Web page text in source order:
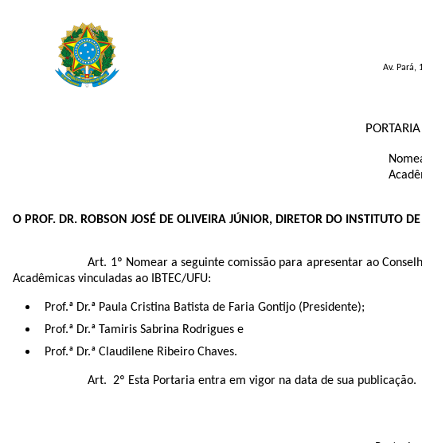
Av. Pará,
O PROF. DR. ROBSON JOSÉ DE OLIVEIRA JÚNIOR, DIRETOR DO INSTITUTO
Art. 1º Nomear a seguinte comissão para apresentar ao
Acadêmicas vinculadas ao IBTEC/UFU:
Prof.ª Dr.ª Paula Cristina Batista de Faria Gontijo (Presidente);
Prof.ª Dr.ª Tamiris Sabrina Rodrigues e
Prof.ª Dr.ª Claudilene Ribeiro Chaves.
Art. 2º Esta Portaria entra em vigor na data de sua publicação.